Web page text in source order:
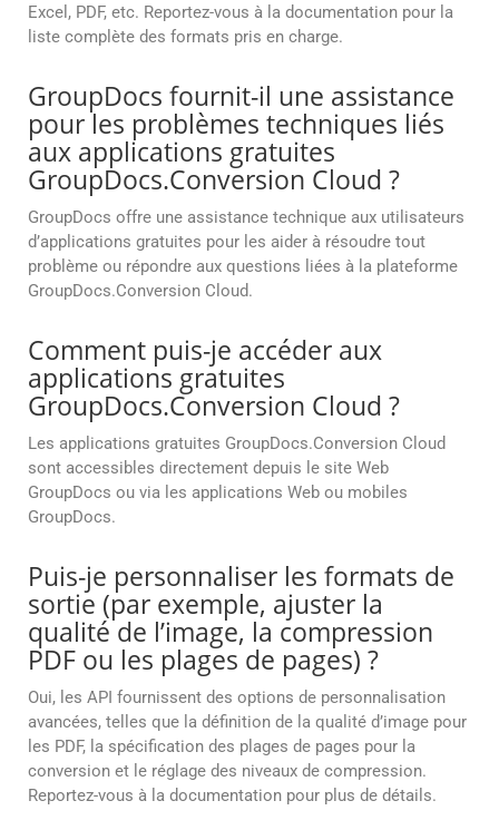
Excel, PDF, etc. Reportez-vous à la documentation pour la
liste complète des formats pris en charge.
GroupDocs fournit-il une assistance
pour les problèmes techniques liés
aux applications gratuites
GroupDocs.Conversion Cloud ?
GroupDocs offre une assistance technique aux utilisateurs
d’applications gratuites pour les aider à résoudre tout
problème ou répondre aux questions liées à la plateforme
GroupDocs.Conversion Cloud.
Comment puis-je accéder aux
applications gratuites
GroupDocs.Conversion Cloud ?
Les applications gratuites GroupDocs.Conversion Cloud
sont accessibles directement depuis le site Web
GroupDocs ou via les applications Web ou mobiles
GroupDocs.
Puis-je personnaliser les formats de
sortie (par exemple, ajuster la
qualité de l’image, la compression
PDF ou les plages de pages) ?
Oui, les API fournissent des options de personnalisation
avancées, telles que la définition de la qualité d’image pour
les PDF, la spécification des plages de pages pour la
conversion et le réglage des niveaux de compression.
Reportez-vous à la documentation pour plus de détails.